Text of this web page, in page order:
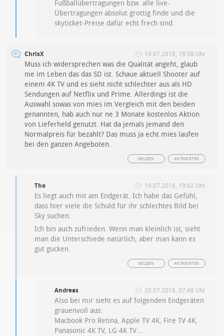
Fußballübertragungen bzw. alle live-
Übertragungen absolut grottig finde und die
skyticket-Preise dafür echt frech sind.
ChrisX 19.07.2018, 18:38 Uhr
Muss ich widersprechen was die Qualität angeht, glaub
nie im Leben das das SD ist. Schaue aktuell Shooter auf
einem 4K TV und es sieht nicht schlechter aus als HD
Sendungen auf Netflix und Prime. Allerdings ist die
Auswahl sowas von mies im Vergleich mit den beiden
genannten, hab auch nur ne 3 Monate kostenlos Aktion
von Lieferheld genutzt. Hat da jemals jemand den
Normalpreis für bezahlt? Das muss ja echt mies laufen
bei den ganzen Angeboten.
ANTWORTEN
MELDEN
Tho 19.07.2018, 19:02 Uhr
Es liegt auch mit am Endgerät. Ich habe das Gefühl,
dass hier viele die Schuld für ihr schlechtes Bild bei
Sky suchen.
Ich bin auch zufrieden. Wenn man kleinlich ist, sieht
man die Unterschiede natürlich, aber man kann es
gut gucken.
ANTWORTEN
MELDEN
Andreas 20.07.2018, 07:48 Uhr
Also bei mir sieht es auf folgenden Endgeräten
grauenvoll aus:
Macbook Pro Retina, Apple TV 4K, Fire TV 4K,
Panasonic 4K TV, LG 4K TV…